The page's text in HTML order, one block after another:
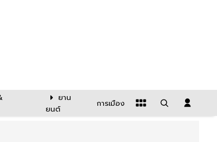
ยาน
ยนต์
การเมือง